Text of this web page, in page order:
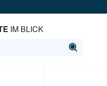
IM BLICK